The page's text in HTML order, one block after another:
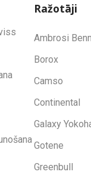
Ražotāji
Ambrosi
Borox
Camso
Continental
Galaxy
Gotene
Greenbull